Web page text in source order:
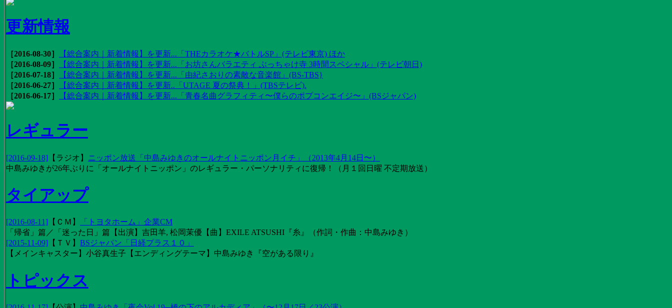
更新情報
［2016-08-30］
【総合案内｜新着情報】を更新...「THEカラオケ★バトルSP」(テレビ東京) ほか
［2016-08-09］
【総合案内｜新着情報】を更新...「お坊さんバラエティ ぶっちゃけ寺 3時間スペシャル」(テレビ朝日)
［2016-07-18］
【総合案内｜新着情報】を更新...「由紀さおりの素敵な音楽館」(BS-TBS}
［2016-06-27］
【総合案内｜新着情報】を更新..「UTAGE 夏の祭典！」(TBSテレビ).
［2016-06-17］
【総合案内｜新着情報】を更新...「青春名曲グラフィティ〜僕らのポプコンエイジ〜」(BSジャパン)
レギュラー
[2016-09-18] 【 ラジオ 】 ニッポン放送「中島みゆきのオールナイトニッポン月イチ」（2013年4月14日〜）
中島みゆきが26年ぶりに「オールナイトニッポン」のレギュラー・パーソナリティに復帰！（月１回日曜 不定期放送）
タイアップ
[2016-08-11] 【 ＣＭ 】
「トヨタホーム」企業CM
「帰省」篇／「迷った日」篇【出演】吉田羊, 松岡茉優【曲】EXILE ATSUSHI『糸』（作詞・作曲：中島みゆき）
[2015-11-09] 【 ＴＶ 】 BSジャパン「日経プラス１０」
【メインキャスター】小谷真生子【エンディングテーマ】中島みゆき『空がある限り』
トピックス